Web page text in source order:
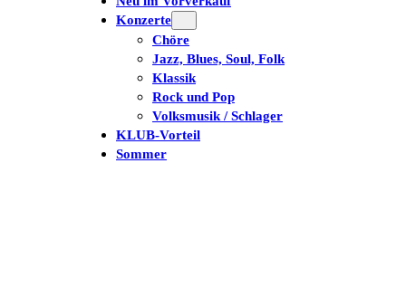
Konzerte
Chöre
Jazz, Blues, Soul, Folk
Klassik
Rock und Pop
Volksmusik / Schlager
KLUB-Vorteil
Sommer